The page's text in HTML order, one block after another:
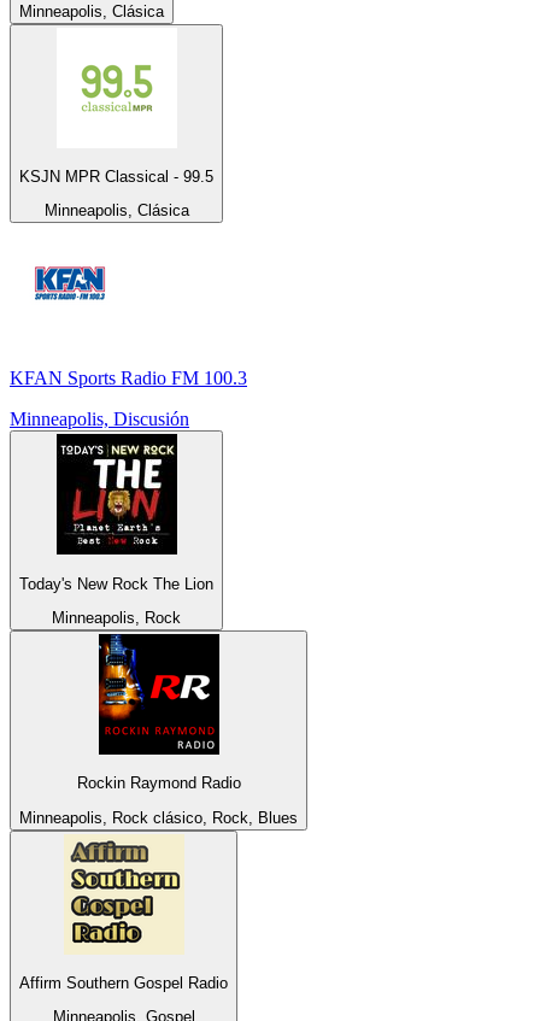
Minneapolis, Clásica
KSJN MPR Classical - 99.5
Minneapolis, Clásica
KFAN Sports Radio FM 100.3
Minneapolis, Discusión
Today's New Rock The Lion
Minneapolis, Rock
Rockin Raymond Radio
Minneapolis, Rock clásico, Rock, Blues
Affirm Southern Gospel Radio
Minneapolis, Gospel